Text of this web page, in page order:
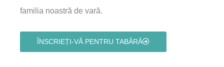
familia noastră de vară.
ÎNSCRIEȚI-VĂ PENTRU TABĂRĂ